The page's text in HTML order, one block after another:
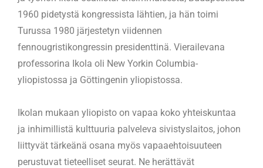
1960 pidetystä kongressista lähtien, ja hän toimi
Turussa 1980 järjestetyn viidennen
fennougristikongressin presidenttinä. Vierailevana
professorina Ikola oli New Yorkin Columbia-
yliopistossa ja Göttingenin yliopistossa.
Ikolan mukaan yliopisto on vapaa koko yhteiskuntaa
ja inhimillistä kulttuuria palveleva sivistyslaitos, johon
liittyvät tärkeänä osana myös vapaaehtoisuuteen
perustuvat tieteelliset seurat. Ne herättävät